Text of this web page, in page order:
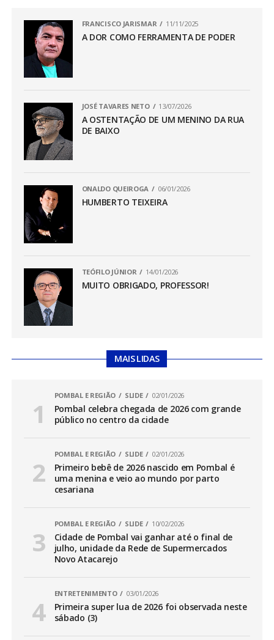
FRANCISCO JARISMAR 11/11/2025
A DOR COMO FERRAMENTA DE PODER
JOSÉ TAVARES NETO 13/07/2026
A OSTENTAÇÃO DE UM MENINO DA RUA
DE BAIXO
ONALDO QUEIROGA 06/01/2026
HUMBERTO TEIXEIRA
TEÓFILO JÚNIOR 14/01/2026
MUITO OBRIGADO, PROFESSOR!
MAIS LIDAS
POMBAL E REGIÃO SLIDE 02/01/2026
Pombal celebra chegada de 2026 com grande
público no centro da cidade
POMBAL E REGIÃO SLIDE 02/01/2026
Primeiro bebê de 2026 nascido em Pombal é
uma menina e veio ao mundo por parto
cesariana
POMBAL E REGIÃO SLIDE 10/02/2026
Cidade de Pombal vai ganhar até o final de
julho, unidade da Rede de Supermercados
Novo Atacarejo
ENTRETENIMENTO 03/01/2026
Primeira super lua de 2026 foi observada neste
sábado (3)